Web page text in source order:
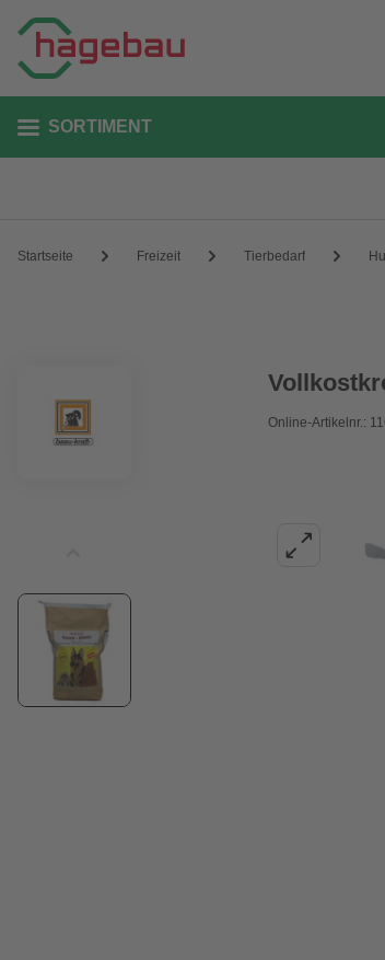
SORTIMENT
Startseite Freizeit Tierbedarf
Online-Artikelnr.: